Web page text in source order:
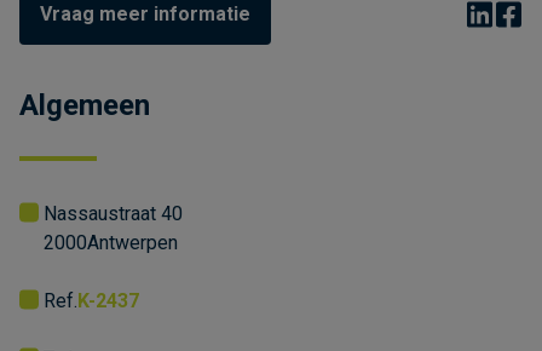
Vraag meer informatie
Algemeen
Antwerpen
2000
Nassaustraat 40
Ref. K-2437